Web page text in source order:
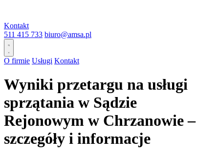
Kontakt
511 415 733 biuro@amsa.pl
O firmie Usługi Kontakt
Wyniki przetargu na usługi
sprzątania w Sądzie
Rejonowym w Chrzanowie –
szczegóły i informacje